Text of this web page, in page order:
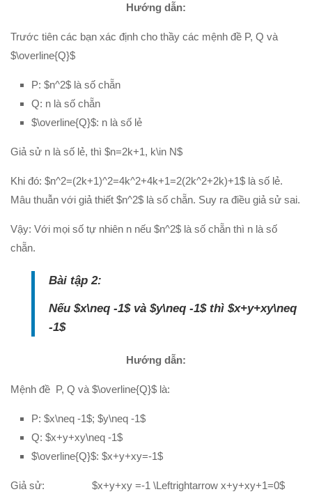
Hướng dẫn:
Trước tiên các bạn xác định cho thầy các mệnh đề P, Q và
$\overline{Q}$
P: $n^2$ là số chẵn
Q: n là số chẵn
$\overline{Q}$: n là số lẻ
Giả sử n là số lẻ, thì $n=2k+1, k\in N$
Khi đó: $n^2=(2k+1)^2=4k^2+4k+1=2(2k^2+2k)+1$ là số lẻ.
Mâu thuẫn với giả thiết $n^2$ là số chẵn. Suy ra điều giả sử sai.
Vậy: Với mọi số tự nhiên n nếu $n^2$ là số chẵn thì n là số
chẵn.
Bài tập 2:
Nếu $x\neq -1$ và $y\neq -1$ thì $x+y+xy\neq
-1$
Hướng dẫn:
Mệnh đề P, Q và $\overline{Q}$ là:
P: $x\neq -1$; $y\neq -1$
Q: $x+y+xy\neq -1$
$\overline{Q}$: $x+y+xy=-1$
Giả sử: $x+y+xy =-1 \Leftrightarrow x+y+xy+1=0$